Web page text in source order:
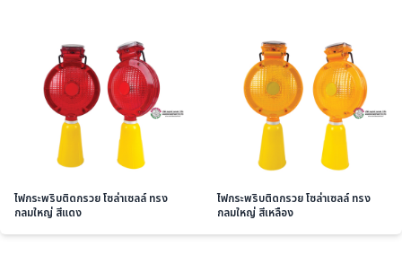
ไฟกระพริบติดกรวย โซล่าเซลล์ ทรง
กลมใหญ่ สีแดง
ไฟกระพริบติดกรวย โซล่าเซลล์ ทรง
กลมใหญ่ สีเหลือง